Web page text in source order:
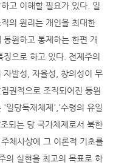
고 이해할 필요가 있다. 일
의 원리는 개인을 최대한
원하고 통제하는 한편 개
으로 하고 있다. 전제주의
자발성, 자율성, 창의성이 무
권적으로 조직되어진 동원
'일당독재체제','수령의 유일
되는 당 국가체제로서 북한
체사상에 그 이론적 기초를
의 실현을 최고의 목표로 하